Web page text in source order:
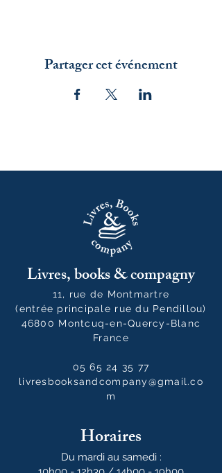
Partager cet événement
Livres, books & compagny
11, rue de Montmartre
(entrée principale rue du Pendillou)
46800 Montcuq-en-Quercy-Blanc
France
05 65 24 35 77
livresbooksandcompany@gmail.co
m
Horaires
Du mardi au samedi :